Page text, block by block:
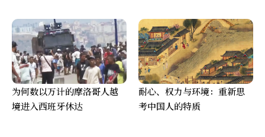
为何数以万计的摩洛哥人越
境进入西班牙休达
耐心、权力与环境：重新思
考中国人的特质